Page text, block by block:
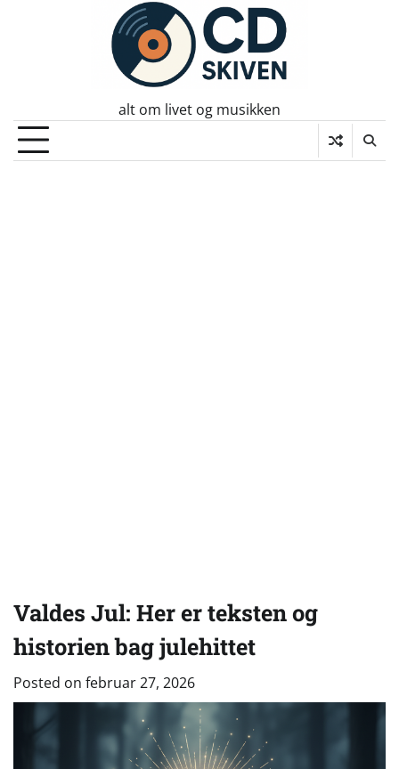
alt om livet og musikken
Valdes Jul: Her er teksten og
historien bag julehittet
Posted on februar 27, 2026